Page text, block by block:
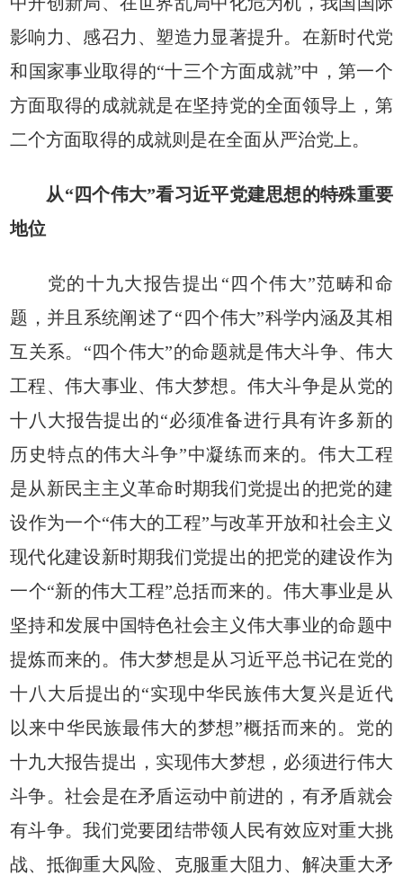
影响力、感召力、塑造力显著提升。在新时代党
和国家事业取得的“十三个方面成就”中，第一个
方面取得的成就就是在坚持党的全面领导上，第
二个方面取得的成就则是在全面从严治党上。
从“四个伟大”看习近平党建思想的特殊重要
地位
党的十九大报告提出“四个伟大”范畴和命
题，并且系统阐述了“四个伟大”科学内涵及其相
互关系。“四个伟大”的命题就是伟大斗争、伟大
工程、伟大事业、伟大梦想。伟大斗争是从党的
十八大报告提出的“必须准备进行具有许多新的
历史特点的伟大斗争”中凝练而来的。伟大工程
是从新民主主义革命时期我们党提出的把党的建
设作为一个“伟大的工程”与改革开放和社会主义
现代化建设新时期我们党提出的把党的建设作为
一个“新的伟大工程”总括而来的。伟大事业是从
坚持和发展中国特色社会主义伟大事业的命题中
提炼而来的。伟大梦想是从习近平总书记在党的
十八大后提出的“实现中华民族伟大复兴是近代
以来中华民族最伟大的梦想”概括而来的。党的
十九大报告提出，实现伟大梦想，必须进行伟大
斗争。社会是在矛盾运动中前进的，有矛盾就会
有斗争。我们党要团结带领人民有效应对重大挑
战、抵御重大风险、克服重大阻力、解决重大矛